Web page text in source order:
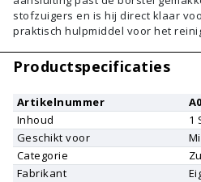
stofzuigers en is hij direct klaar
praktisch hulpmiddel voor het
Productspecificaties
Artikelnummer
Inhoud
1
Geschikt voor
Categorie
Fabrikant